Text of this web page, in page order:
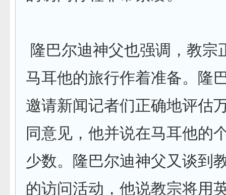
隆巴尔迪神父也强调，教宗
马耳他的旅行作着准备。隆
邀请新闻记者们正确地评估
同意见，他并说在马耳他的
少数。隆巴尔迪神父又谈到
的访问活动，他说教宗将用